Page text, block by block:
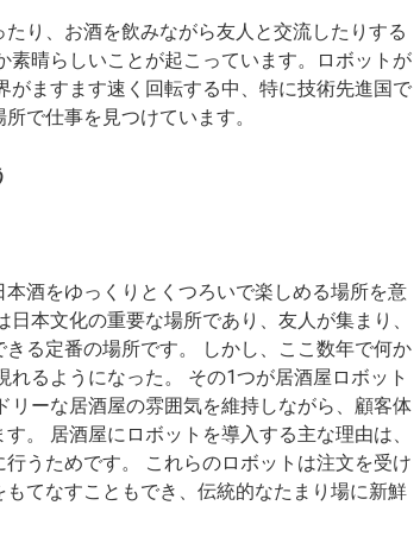
り、お酒を飲みながら友人と交流したりする
晴らしいことが起こっています。ロボットが
ますます速く回転する中、特に技術先進国で
で仕事を見つけています。
酒をゆっくりとくつろいで楽しめる場所を意
本文化の重要な場所であり、友人が集まり、
る定番の場所です。 しかし、ここ数年で何か
るようになった。 その1つが居酒屋ロボット
ーな居酒屋の雰囲気を維持しながら、顧客体
。 居酒屋にロボットを導入する主な理由は、
うためです。 これらのロボットは注文を受け
てなすこともでき、伝統的なたまり場に新鮮